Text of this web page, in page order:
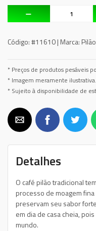
Código:#11610 | Marca: Pilão
* Preços de produtos pesáveis
* Imagem meramente ilustrativa.
* Sujeito à disponibilidade de
Detalhes
O café pilão tradicional
processo de moagem
preservam seu sabor
em dia de casa cheia,
mundo.